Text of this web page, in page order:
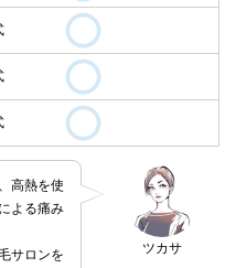
ツカサ
高熱を使
よる痛み
サロンを